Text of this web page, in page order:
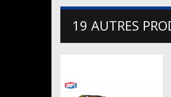
19 AUTRES